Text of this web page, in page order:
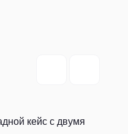
кейс с двумя